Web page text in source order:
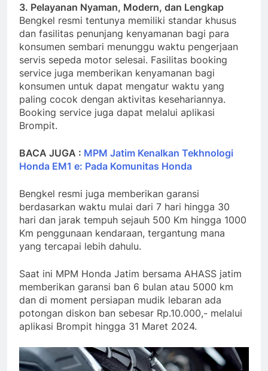
3. Pelayanan Nyaman, Modern, dan Lengkap
Bengkel resmi tentunya memiliki standar khusus
dan fasilitas penunjang kenyamanan bagi para
konsumen sembari menunggu waktu pengerjaan
servis sepeda motor selesai. Fasilitas booking
service juga memberikan kenyamanan bagi
konsumen untuk dapat mengatur waktu yang
paling cocok dengan aktivitas kesehariannya.
Booking service juga dapat melalui aplikasi
Brompit.
BACA JUGA : MPM Jatim Kenalkan Tekhnologi
Honda EM1 e: Pada Komunitas Honda
Bengkel resmi juga memberikan garansi
berdasarkan waktu mulai dari 7 hari hingga 30
hari dan jarak tempuh sejauh 500 Km hingga 1000
Km penggunaan kendaraan, tergantung mana
yang tercapai lebih dahulu.
Saat ini MPM Honda Jatim bersama AHASS jatim
memberikan garansi ban 6 bulan atau 5000 km
dan di moment persiapan mudik lebaran ada
potongan diskon ban sebesar Rp.10.000,- melalui
aplikasi Brompit hingga 31 Maret 2024.